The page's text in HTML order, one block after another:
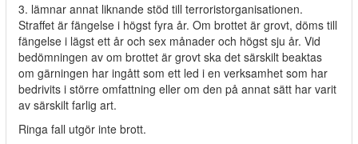
3. lämnar annat liknande stöd till terroristorganisationen.
Straffet är fängelse i högst fyra år. Om brottet är grovt, döms till
fängelse i lägst ett år och sex månader och högst sju år. Vid
bedömningen av om brottet är grovt ska det särskilt beaktas
om gärningen har ingått som ett led i en verksamhet som har
bedrivits i större omfattning eller om den på annat sätt har varit
av särskilt farlig art.
Ringa fall utgör inte brott.